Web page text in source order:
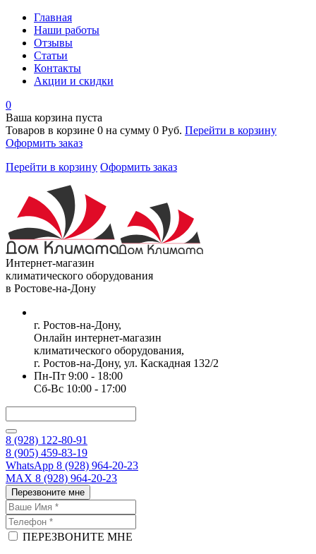
Главная
Наши работы
Отзывы
Статьи
Контакты
Акции и скидки
0
Ваша корзина пуста
Товаров в корзине 0 на сумму 0 Руб. Перейти в корзину
Оформить заказ
Перейти в корзину Оформить заказ
Интернет-магазин
климатического оборудования
в Ростове-на-Дону
г. Ростов-на-Дону,
Онлайн интернет-магазин
климатического оборудования,
г. Ростов-на-Дону, ул. Каскадная 132/2
Пн-Пт 9:00 - 18:00
Сб-Вс 10:00 - 17:00
8 (928) 122-80-91
8 (905) 459-83-19
WhatsApp 8 (928) 964-20-23
MAX 8 (928) 964-20-23
Перезвоните мне
ПЕРЕЗВОНИТЕ МНЕ